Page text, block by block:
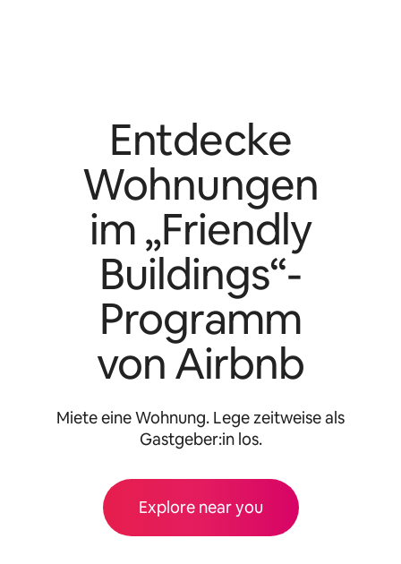
Entdecke
Wohnungen
im „Friendly
Buildings“-
Programm
von Airbnb
Miete eine Wohnung. Lege zeitweise als
Gastgeber:in los.
Explore near you